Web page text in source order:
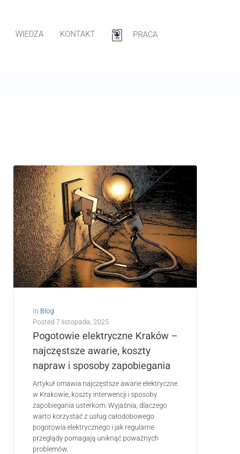
WIEDZA KONTAKT PRACA
In Blog
Posted 7 listopada, 2025
Pogotowie elektryczne Kraków –
najczęstsze awarie, koszty
napraw i sposoby zapobiegania
Artykuł omawia najczęstsze awarie elektryczne
w Krakowie, koszty interwencji i sposoby
zapobiegania usterkom. Wyjaśnia, dlaczego
warto korzystać z usług całodobowego
pogotowia elektrycznego i jak regularne
przeglądy pomagają uniknąć poważnych
problemów.